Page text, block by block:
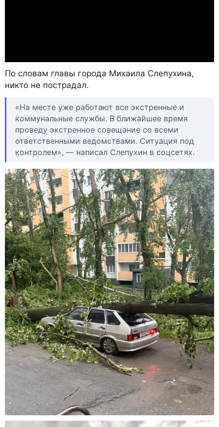
По словам главы города Михаила Слепухина,
никто не пострадал.
«На месте уже работают все экстренные и
коммунальные службы. В ближайшее время
проведу экстренное совещание со всеми
ответственными ведомствами. Ситуация под
контролем», — написал Слепухин в соцсетях.